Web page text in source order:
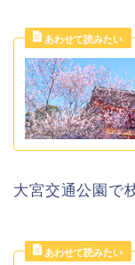
大宮交通公園で